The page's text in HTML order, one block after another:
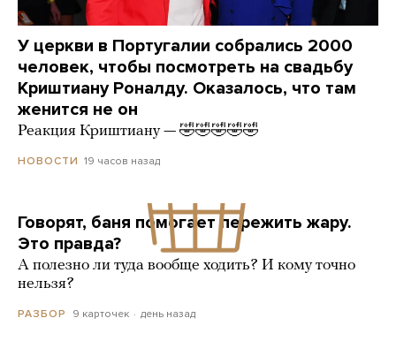
У церкви в Португалии собрались 2000
человек, чтобы посмотреть на свадьбу
Криштиану Роналду. Оказалось, что там
женится не он
Реакция Криштиану — 🤣🤣🤣🤣🤣
НОВОСТИ 19 часов назад
Говорят, баня помогает пережить жару.
Это правда?
А полезно ли туда вообще ходить? И кому точно
нельзя?
РАЗБОР 9 карточек день назад